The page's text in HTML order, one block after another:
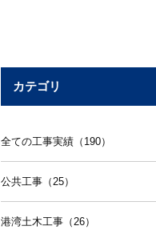
カテゴリ
全ての工事実績（190）
公共工事（25）
港湾土木工事（26）